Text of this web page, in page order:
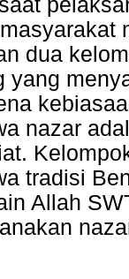
dua
yang
nazar
tradisi
Allah